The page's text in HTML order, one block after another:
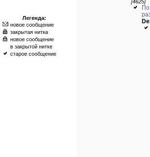
Легенда:
новое сообщение
закрытая нитка
новое сообщение
в закрытой нитке
старое сообщение
[4625]